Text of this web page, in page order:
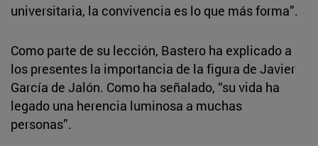
universitaria, la convivencia es lo que más forma”.
Como parte de su lección, Bastero ha explicado a
los presentes la importancia de la figura de Javier
García de Jalón. Como ha señalado, “su vida ha
legado una herencia luminosa a muchas
personas”.